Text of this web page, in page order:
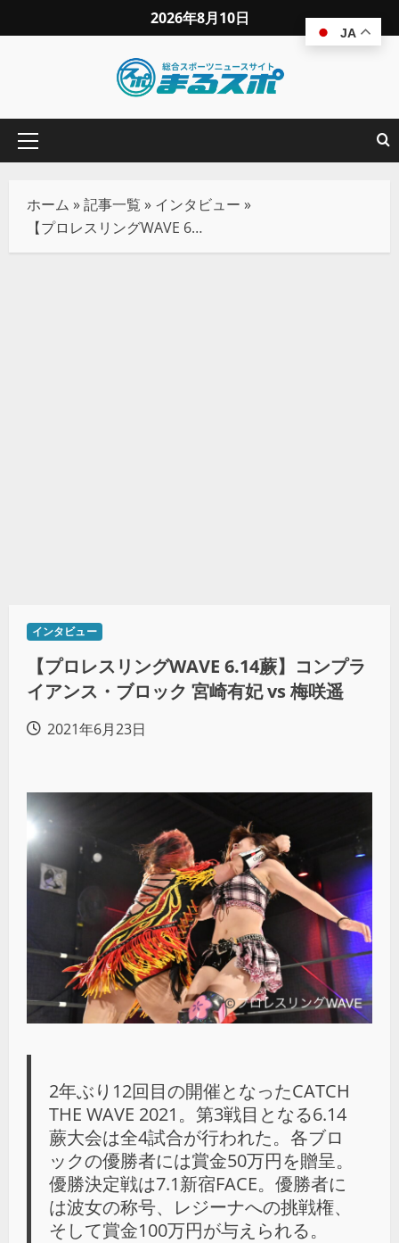
2026年8月10日
ホーム »記事一覧 » インタビュー »
【プロレスリングWAVE 6.14蕨】コンプライアンス・ブロック 宮崎有妃 vs 梅咲遥
インタビュー
【プロレスリングWAVE 6.14蕨】コンプラ
イアンス・ブロック 宮崎有妃 vs 梅咲遥
2021年6月23日
2年ぶり12回目の開催となったCATCH
THE WAVE 2021。第3戦目となる6.14
蕨大会は全4試合が行われた。各ブロ
ックの優勝者には賞金50万円を贈呈。
優勝決定戦は7.1新宿FACE。優勝者に
は波女の称号、レジーナへの挑戦権、
そして賞金100万円が与えられる。
JA